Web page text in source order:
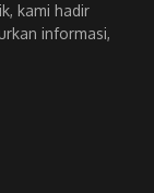
kami hadir
informasi,